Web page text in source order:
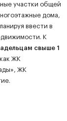
участки общей
дома,
ввести в
К
свыше 1
ЖК
ЖК